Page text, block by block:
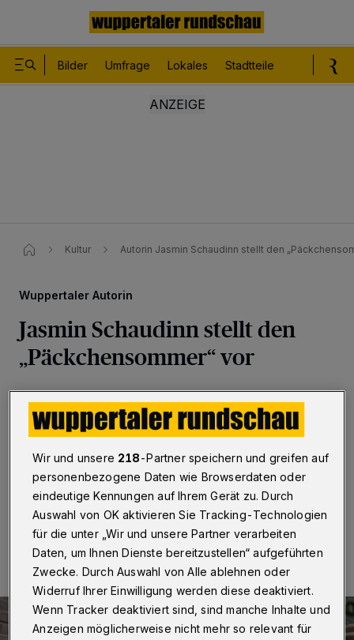
Bilder Umfrage Lokales Stadtteile
Kultur Autorin Jasmin Schaudinn stellt den
Wuppertaler Autorin
Jasmin Schaudinn stellt den
„Päckchensommer“ vor
Wuppertal·Die Wuppertaler Kinderbuchautorin Jasmin
Schaudinn präsentiert am 18. April 2024 in der
Zentralbibliothek (Kolpingstraße 8) ihr neues
Verlag“.
Eine Minute Lesezeit
Wir und unsere 218-Partner speichern und greifen auf
personenbezogene Daten wie Browserdaten oder
eindeutige Kennungen auf Ihrem Gerät zu. Durch
Auswahl von OK aktivieren Sie Tracking-Technologien
für die unter „Wir und unsere Partner verarbeiten
Daten, um Ihnen Dienste bereitzustellen“ aufgeführten
Zwecke. Durch Auswahl von Alle ablehnen oder
Widerruf Ihrer Einwilligung werden diese deaktiviert.
Wenn Tracker deaktiviert sind, sind manche Inhalte und
Anzeigen möglicherweise nicht mehr so relevant für